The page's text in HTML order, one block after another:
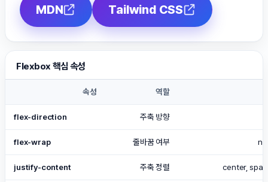
MDN Tailwind CSS
Flexbox 핵심 속성
속성 역할
flex-direction 주축 방향
flex-wrap 줄바꿈 여부
justify-content 주축 정렬 center,